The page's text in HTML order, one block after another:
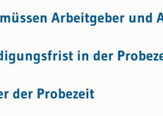
Kündigung & Arbeitszeugnis
Sozialversicherungen
Aus- und
müssen Arbeitgeber
in der
der Probezeit